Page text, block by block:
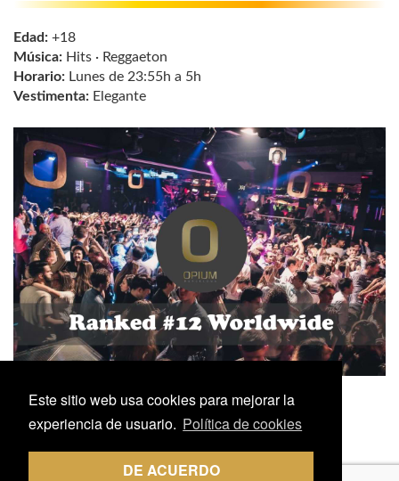
Este sitio web usa cookies para mejorar la
experiencia de usuario. Política de cookies
DE ACUERDO
Edad: +18
Música: Hits · Reggaeton
Horario: Lunes de 23:55h a 5h
Vestimenta: Elegante